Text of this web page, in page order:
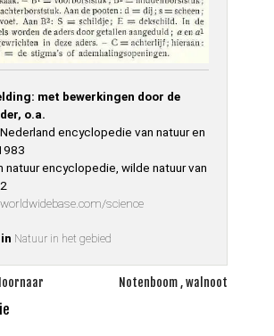
met bewerkingen door de
o.a.
encyclopedie van natuur en
natuur encyclopedie, wilde natuur van
science
Natuur in het gebied
Notenboom , walnoot